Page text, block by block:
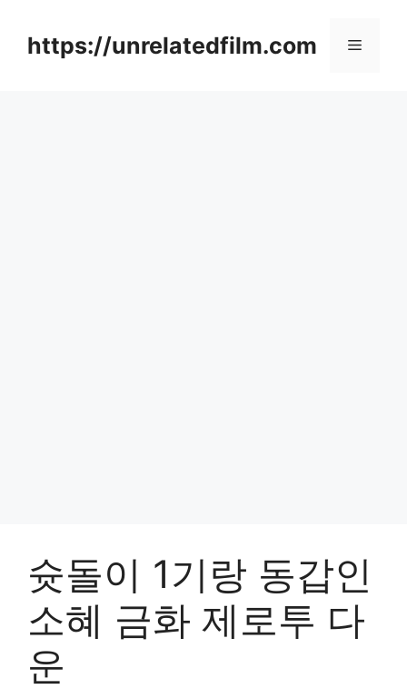
contenthttps://unrelatedfilm.com Menu
슛돌이 1기랑 동갑인
소혜 금화 제로투 다
운